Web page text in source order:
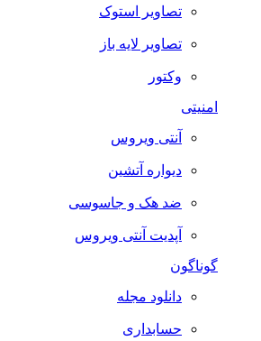
تصاویر استوک
تصاویر لایه باز
وکتور
آنتی ویروس
دیواره آتشین
ضد هک و جاسوسی
آپدیت آنتی ویروس
گوناگون
دانلود مجله
حسابداری